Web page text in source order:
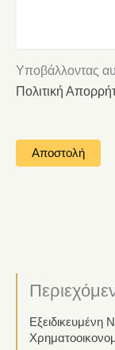
Υποβάλλοντας
Πολιτική